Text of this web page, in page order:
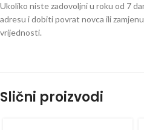
Ukoliko niste zadovoljni u roku od 7
adresu i dobiti povrat novca ili
vrijednosti.
Slični proizvodi